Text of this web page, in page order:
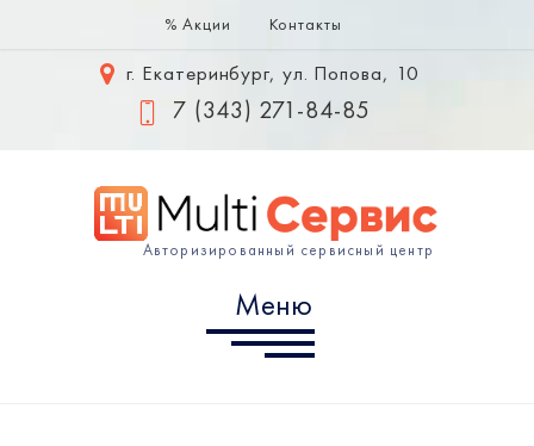
Меню
Samsung
Xiaomi
% Акции Контакты
г. Екатеринбург, ул. Попова, 10
7 (343) 271-84-85
Авторизированный сервисный центр
Меню